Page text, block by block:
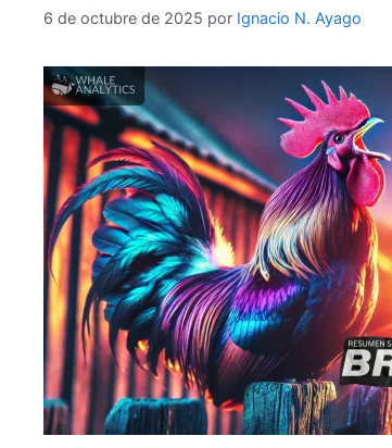
6 de octubre de 2025 por Ignacio N. Ayago